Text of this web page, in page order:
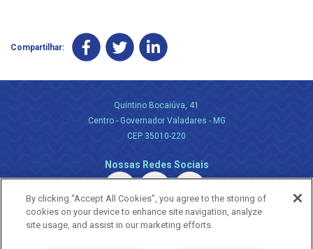
Compartilhar:
Quintino Bocaiúva, 41
Centro - Governador Valadares - MG
CEP 35010-220
Nossas Redes Sociais
By clicking “Accept All Cookies”, you agree to the storing of
cookies on your device to enhance site navigation, analyze
site usage, and assist in our marketing efforts.